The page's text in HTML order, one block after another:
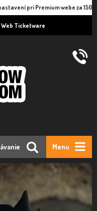
pri Premium webe za 150
Web Ticketware
Menu